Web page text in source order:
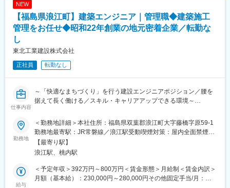
も気軽に相談できる環境です。
出張：週1回~頻度で南陽オフィスへの出張があります。
変更の範囲：会社の定める業務
業務をしっかりと理解し、正当な評価を行っております。
業界トップクラス！
他にも建築事業・内装リノベーション事業も行っております。
字です。
変更の範囲：会社の定める業務
【勤務地】
・福島営業所／福島県いわき市佐糠町東2-23-2
・常磐共同火力株式会社 勿来発電所 ／福島県いわき市佐糠町大
島20番地
(一例です)
変更の範囲：会社の定める業務
NEW
【福島県浪江町】建築エンジニア｜管理職◆建築施工
管理をお任せ◆昭和22年創業の地元密着企業／転勤な
し
東北工業建設株式会社
正社員 転勤なし
仕事内容
～「快適なまちづくり」を行う建設エンジニアポジション／腰を
据えて長く働ける／スキル・キャリアアップできる環境～
当社は創業80年・売上高10億円超の建設会社として、地域の公共
施設（小学校・公営住宅・児童館など）の施工管理を手がけてき
ました。そして今、国が浪江町に設立した研究機関「福島国際研
究教育機構（F-REI）」関連の建築プロジェクトにも携わっていま
す。
F-REIは国が総事業規模1,000億円超を投じる長期プロジェクトで
す。復興庁が設置期間内（2031年度末まで）に順次供用開始を目
勤務地
＜勤務地詳細＞本社住所：福島県双葉郡浪江町大字藤橋字原59-1
勤務地最寄駅：JR常磐線／浪江駅受動喫煙対策：屋内全面禁煙変
更の範囲：会社の定める事業所
【最寄り駅】
浪江駅、桃内駅
給与
＜予定年収＞392万円～800万円＜賃金形態＞月給制＜賃金内訳＞
月額（基本給）：230,000円～280,000円その他固定手当/月：